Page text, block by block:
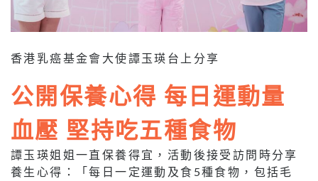
香港乳癌基金會大使譚玉瑛台上分享
公開保養心得 每日運動量
血壓 堅持吃五種食物
譚玉瑛姐姐一直保養得宜，活動後接受訪問時分享
養生心得：「每日一定運動及食5種食物，包括毛